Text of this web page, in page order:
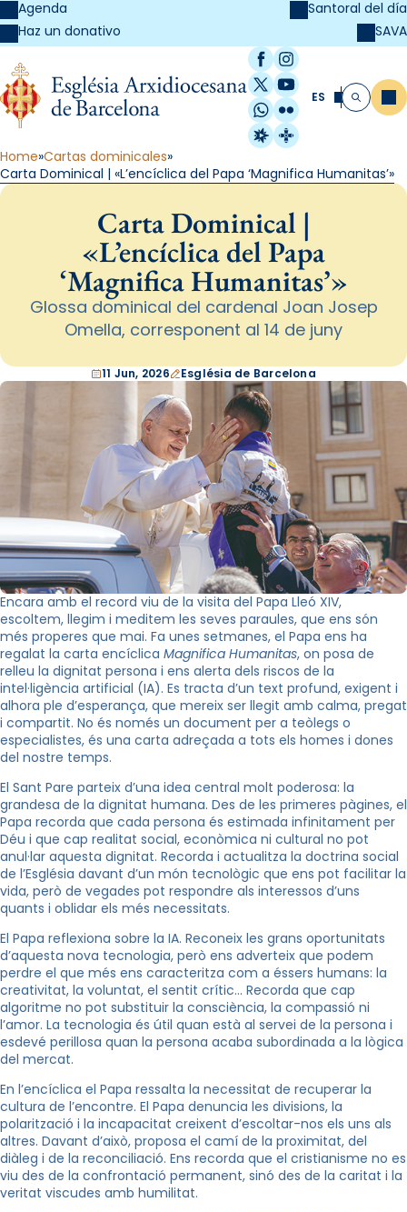
Agenda
Haz un donativo
Santoral del día
SAVA
Facebook
Instagram
X / Twitter
YouTube
WhatsApp
Flickr
Radio Estel
Catalunya
ES Buscar
Home Cartas dominicales
Carta Dominical | «L’encíclica del Papa ‘Magnifica Humanitas’»
Carta Dominical |
«L’encíclica del Papa
‘Magnifica Humanitas’»
Glossa dominical del cardenal Joan Josep
Omella, corresponent al 14 de juny
11 Jun, 2026 Església de Barcelona
Encara amb el record viu de la visita del Papa Lleó XIV,
escoltem, llegim i meditem les seves paraules, que ens són
més properes que mai. Fa unes setmanes, el Papa ens ha
regalat la carta encíclica Magnifica Humanitas, on posa de
relleu la dignitat persona i ens alerta dels riscos de la
intel·ligència artificial (IA). Es tracta d’un text profund, exigent i
alhora ple d’esperança, que mereix ser llegit amb calma, pregat
i compartit. No és només un document per a teòlegs o
especialistes, és una carta adreçada a tots els homes i dones
del nostre temps.
El Sant Pare parteix d’una idea central molt poderosa: la
grandesa de la dignitat humana. Des de les primeres pàgines, el
Papa recorda que cada persona és estimada infinitament per
Déu i que cap realitat social, econòmica ni cultural no pot
anul·lar aquesta dignitat. Recorda i actualitza la doctrina social
de l’Església davant d’un món tecnològic que ens pot facilitar la
vida, però de vegades pot respondre als interessos d’uns
quants i oblidar els més necessitats.
El Papa reflexiona sobre la IA. Reconeix les grans oportunitats
d’aquesta nova tecnologia, però ens adverteix que podem
perdre el que més ens caracteritza com a éssers humans: la
creativitat, la voluntat, el sentit crític… Recorda que cap
algoritme no pot substituir la consciència, la compassió ni
l’amor. La tecnologia és útil quan està al servei de la persona i
esdevé perillosa quan la persona acaba subordinada a la lògica
del mercat.
En l’encíclica el Papa ressalta la necessitat de recuperar la
cultura de l’encontre. El Papa denuncia les divisions, la
polarització i la incapacitat creixent d’escoltar-nos els uns als
altres. Davant d’això, proposa el camí de la proximitat, del
diàleg i de la reconciliació. Ens recorda que el cristianisme no es
viu des de la confrontació permanent, sinó des de la caritat i la
veritat viscudes amb humilitat.